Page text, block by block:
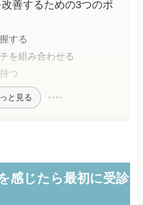
善するための3つのポ
する
を組み合わせる
つ
と見る
感じたら最初に受診